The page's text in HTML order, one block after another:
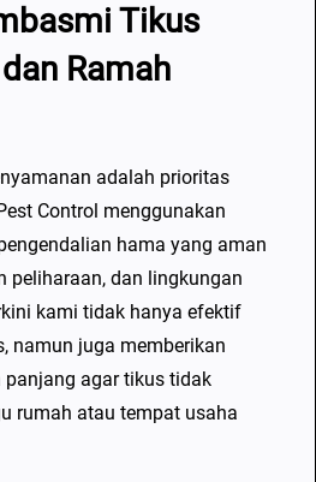
Tikus
Ramah
adalah prioritas
Control menggunakan
hama yang aman
peliharaan, dan lingkungan
kami tidak hanya efektif
namun juga memberikan
agar tikus tidak
rumah atau tempat usaha